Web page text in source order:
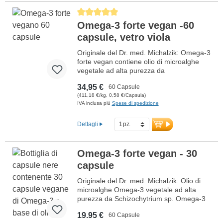
garantiscono la massima qualità. Gusto
gradevole, perfetto per essere mescolato
in succo, yogurt, latte, acqua o assunto
direttamente.
ulteriori informazioni su ImmunPLUS
Kids Professional
Average rating of 5 out of 5 stars
Omega-3 forte vegan -60
capsule, vetro viola
Originale del Dr. med. Michalzik: Omega-3
forte vegan contiene olio di microalghe
vegetale ad alta purezza da
di DHA ed EPA. Ogni dose giornaliera (2
capsule) fornisce 1.448 mg di acidi grassi
Omega-3, di cui 860 mg di DHA e 436 mg
prodotto in Germania secondo i più alti
standard di qualità. Il sigillo è privo di
alluminio.
Maggiori informazioni su Omega-3
forte vegan
34,95 € 60 Capsule
(411,18 €/kg, 0,58 €/Capsula)
IVA inclusa più Spese di spedizione
Dettagli
Omega-3 forte vegan - 30
capsule
Originale del Dr. med. Michalzik: Olio di
microalghe Omega-3 vegetale ad alta
purezza da Schizochytrium sp. Omega-3
436 mg di EPA per dose giornaliera (2
19,95 € 60 Capsule